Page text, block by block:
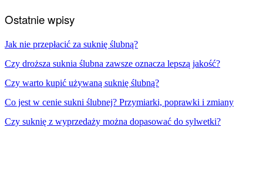
Ostatnie wpisy
Jak nie przepłacić za suknię ślubną?
Czy droższa suknia ślubna zawsze oznacza lepszą jakość?
Czy warto kupić używaną suknię ślubną?
Co jest w cenie sukni ślubnej? Przymiarki, poprawki i zmiany
Czy suknię z wyprzedaży można dopasować do sylwetki?